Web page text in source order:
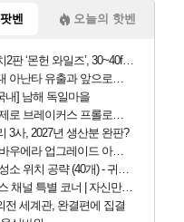
벤 오늘의 핫벤
‘몬헌 와일즈’, 30~40fps 목표 추정
난타 유출과 앞으로의 예상 (루머)
내] 남해 독일마을
레이커스 프롤로그 테스트 후기 영상 업로드
3사, 2027년 생산분 완판?
라 업그레이드 아이템 획득 위치 공략 (89개)
위치 공략 (40개) - 귀환한 영혼 도전과제
널 특별 코너 | 자신만의 스타일
전 세계관, 완결편에 집결